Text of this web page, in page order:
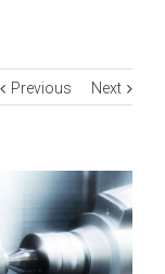
Previous Next